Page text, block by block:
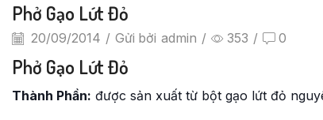
Phở Gạo Lứt Đỏ
20/09/2014 / Gửi bởi admin / 353 / 0
Phở Gạo Lứt Đỏ
Thành Phần: được sản xuất từ bột gạo lứt đỏ